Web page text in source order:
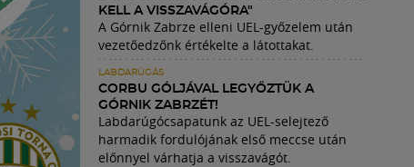
KELL A VISSZAVÁGÓRA"
A Górnik Zabrze elleni UEL-győzelem után
vezetőedzőnk értékelte a látottakat.
LABDARÚGÁS
CORBU GÓLJÁVAL LEGYŐZTÜK A
GÓRNIK ZABRZÉT!
Labdarúgócsapatunk az UEL-selejtező
harmadik fordulójának első meccse után
előnnyel várhatja a visszavágót.